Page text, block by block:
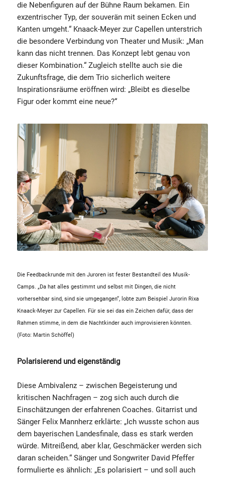
die Nebenfiguren auf der Bühne Raum bekamen. Ein
exzentrischer Typ, der souverän mit seinen Ecken und
Kanten umgeht.“ Knaack-Meyer zur Capellen unterstrich
die besondere Verbindung von Theater und Musik: „Man
kann das nicht trennen. Das Konzept lebt genau von
dieser Kombination.“ Zugleich stellte auch sie die
Zukunftsfrage, die dem Trio sicherlich weitere
Inspirationsräume eröffnen wird: „Bleibt es dieselbe
Figur oder kommt eine neue?“
Die Feedbackrunde mit den Juroren ist fester Bestandteil des Musik-
Camps. „Da hat alles gestimmt und selbst mit Dingen, die nicht
vorhersehbar sind, sind sie umgegangen“, lobte zum Beispiel Jurorin Rixa
Knaack-Meyer zur Capellen. Für sie sei das ein Zeichen dafür, dass der
Rahmen stimme, in dem die Nachtkinder auch improvisieren könnten.
(Foto: Martin Schöffel)
Polarisierend und eigenständig
Diese Ambivalenz – zwischen Begeisterung und
kritischen Nachfragen – zog sich auch durch die
Einschätzungen der erfahrenen Coaches. Gitarrist und
Sänger Felix Mannherz erklärte: „Ich wusste schon aus
dem bayerischen Landesfinale, dass es stark werden
würde. Mitreißend, aber klar, Geschmäcker werden sich
daran scheiden.“ Sänger und Songwriter David Pfeffer
formulierte es ähnlich: „Es polarisiert – und soll auch